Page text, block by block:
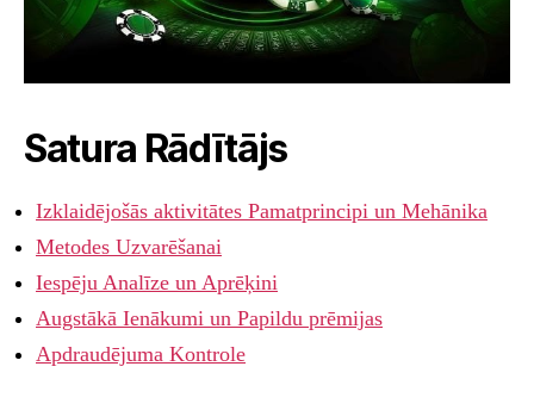
Satura Rādītājs
Izklaidējošās aktivitātes Pamatprincipi un Mehānika
Metodes Uzvarēšanai
Iespēju Analīze un Aprēķini
Augstākā Ienākumi un Papildu prēmijas
Apdraudējuma Kontrole